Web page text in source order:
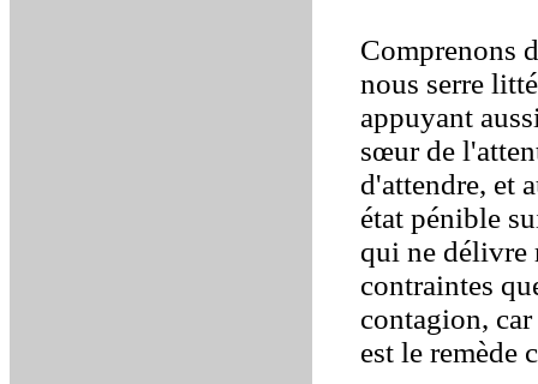
Comprenons
nous serre
appuyant
sœur de
d'attendre, et
état pénible
qui ne délivre
contraintes
contagion,
est le remède